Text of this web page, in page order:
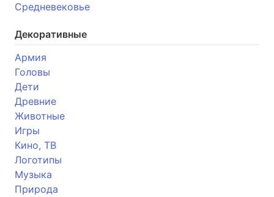
Средневековье
Декоративные
Армия
Головы
Дети
Древние
Животные
Игры
Кино, ТВ
Логотипы
Музыка
Природа